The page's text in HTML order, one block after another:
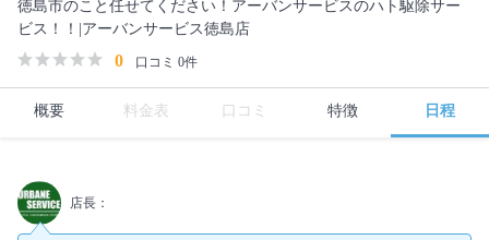
徳島市のこと任せてください！アーバンサービスのハト駆除サー
ビス！！|アーバンサービス徳島店
0 口コミ 0件
概要 料金表 口コミ 特徴 日程
店長：